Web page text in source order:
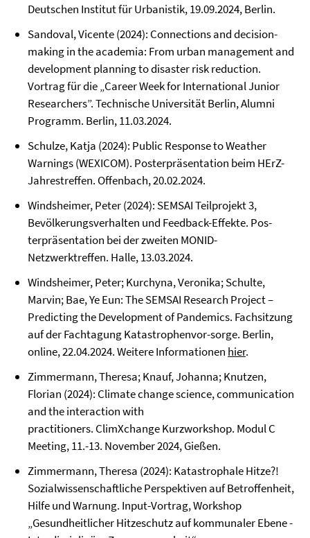
Deutschen Institut für Urbanistik, 19.09.2024, Berlin.
Sandoval, Vicente (2024): Connections and decision-
making in the academia: From urban management and
development planning to disaster risk reduction.
Vortrag für die „Career Week for International Junior
Researchers”. Technische Universität Berlin, Alumni
Programm. Berlin, 11.03.2024.
Schulze, Katja (2024): Public Response to Weather
Warnings (WEXICOM). Posterpräsentation beim HErZ-
Jahrestreffen. Offenbach, 20.02.2024.
Windsheimer, Peter (2024): SEMSAI Teilprojekt 3,
Bevölkerungsverhalten und Feedback-Effekte. Pos-
terpräsentation bei der zweiten MONID-
Netzwerktreffen. Halle, 13.03.2024.
Windsheimer, Peter; Kurchyna, Veronika; Schulte,
Marvin; Bae, Ye Eun: The SEMSAI Research Project –
Predicting the Development of Pandemics. Fachsitzung
auf der Fachtagung Katastrophenvor-sorge. Berlin,
online, 22.04.2024. Weitere Informationen hier.
Zimmermann, Theresa; Knauf, Johanna; Knutzen,
Florian (2024): Climate change science, communication
and the interaction with
practitioners. ClimXchange Kurzworkshop. Modul C
Meeting, 11.-13. November 2024, Gießen.
Zimmermann, Theresa (2024): Katastrophale Hitze?!
Sozialwissenschaftliche Perspektiven auf Betroffenheit,
Hilfe und Warnung. Input-Vortrag, Workshop
„Gesundheitlicher Hitzeschutz auf kommunaler Ebene -